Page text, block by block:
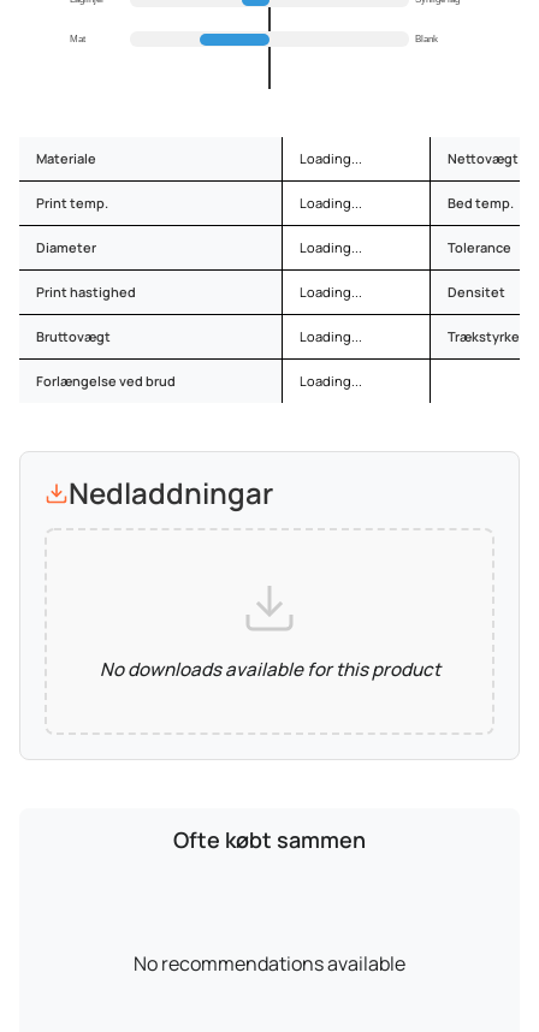
Mat Blank
Materiale Loading... Nettovægt
Print temp. Loading... Bed temp.
Diameter Loading... Tolerance
Print hastighed Loading... Densitet
Bruttovægt Loading... Trækstyrke
Forlængelse ved brud Loading...
Nedladdningar
No downloads available for this product
Ofte købt sammen
No recommendations available